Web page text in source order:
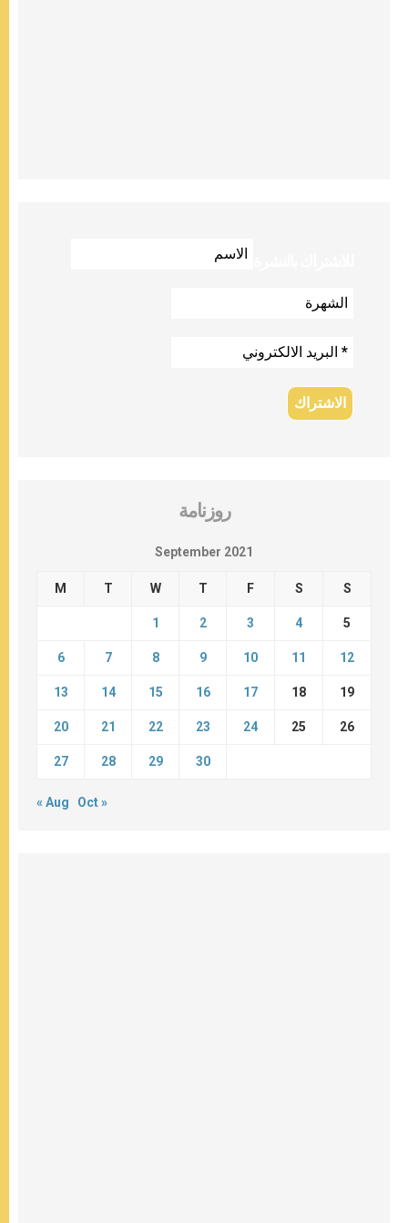
روزنامة
September 2021
M T W T F S S
1 2 3 4 5
6 7 8 9 10 11 12
13 14 15 16 17 18 19
20 21 22 23 24 25 26
27 28 29 30
« Aug Oct »